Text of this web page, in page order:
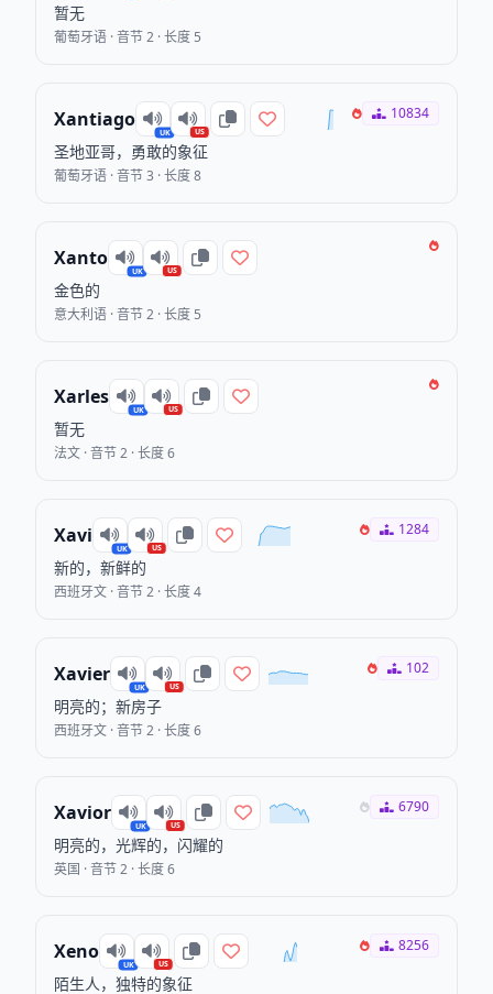
暂无
葡萄牙语 · 音节 2 · 长度 5
Xantiago
UK US
圣地亚哥，勇敢的象征
葡萄牙语 · 音节 3 · 长度 8
10834
Xanto
UK US
金色的
意大利语 · 音节 2 · 长度 5
Xarles
UK US
暂无
法文 · 音节 2 · 长度 6
Xavi
UK US
新的，新鲜的
西班牙文 · 音节 2 · 长度 4
1284
Xavier
UK US
明亮的；新房子
西班牙文 · 音节 2 · 长度 6
102
Xavior
UK US
明亮的，光辉的，闪耀的
英国 · 音节 2 · 长度 6
6790
Xeno
UK US
陌生人，独特的象征
8256